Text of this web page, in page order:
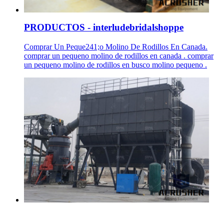
PRODUCTOS - interludebridalshoppe
Comprar Un Peque241;o Molino De Rodillos En Canada.
comprar un pequeno molino de rodillos en canada . comprar
un pequeno molino de rodillos en busco molino pequeno .